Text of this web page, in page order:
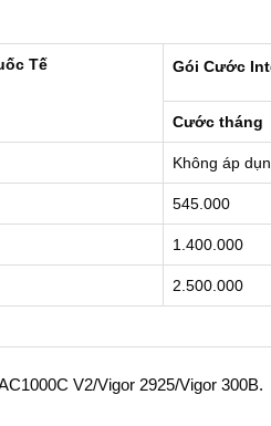
Tế Gói Cước
Cước tháng
Không áp
545.000
1.400.000
2.500.000
V2/Vigor 2925/Vigor 300B.